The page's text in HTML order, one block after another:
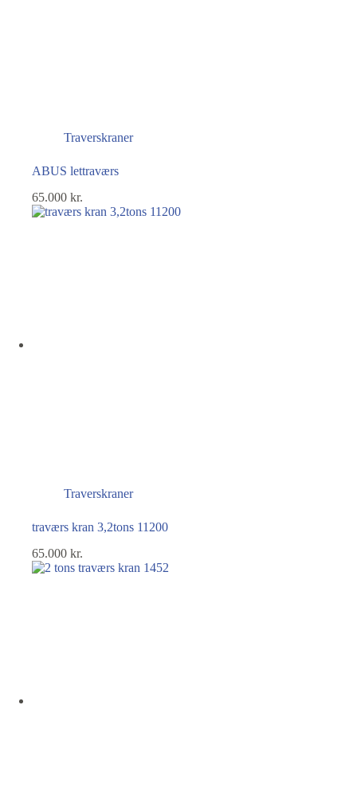
Traverskraner
ABUS lettraværs
65.000 kr.
Traverskraner
traværs kran 3,2tons 11200
65.000 kr.